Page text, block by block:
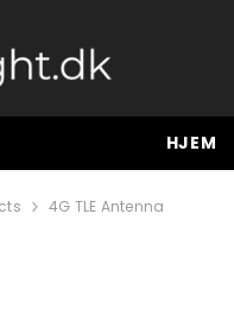
HJEM
4G TLE Antenna